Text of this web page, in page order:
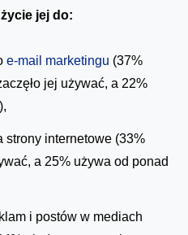
jej do:
e-mail marketingu (37%
jej używać, a 22%
strony internetowe (33%
a 25% używa od ponad
i postów w mediach